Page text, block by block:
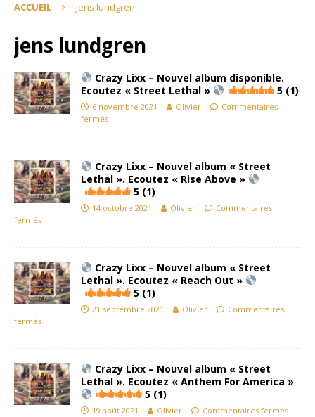
ACCUEIL jens lundgren
jens lundgren
Crazy Lixx – Nouvel album disponible.
Ecoutez « Street Lethal »
5 (1)
6 novembre 2021 Olivier
Commentaires
fermés
Crazy Lixx – Nouvel album « Street
Lethal ». Ecoutez « Rise Above »
5 (1)
14 octobre 2021 Olivier
Commentaires
fermés
Crazy Lixx – Nouvel album « Street
Lethal ». Ecoutez « Reach Out »
5 (1)
21 septembre 2021 Olivier
Commentaires
fermés
Crazy Lixx – Nouvel album « Street
Lethal ». Ecoutez « Anthem For America »
5 (1)
19 août 2021 Olivier Commentaires fermés